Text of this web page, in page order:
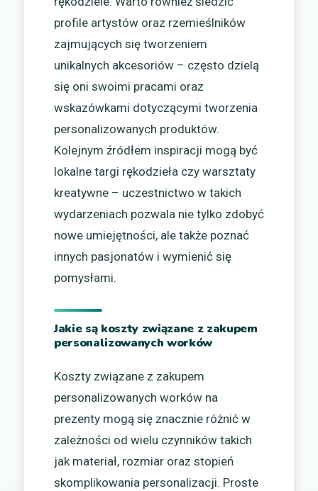
profile artystów oraz rzemieślników
zajmujących się tworzeniem
unikalnych akcesoriów – często dzielą
się oni swoimi pracami oraz
wskazówkami dotyczącymi tworzenia
personalizowanych produktów.
Kolejnym źródłem inspiracji mogą być
lokalne targi rękodzieła czy warsztaty
kreatywne – uczestnictwo w takich
wydarzeniach pozwala nie tylko zdobyć
nowe umiejętności, ale także poznać
innych pasjonatów i wymienić się
pomysłami.
Jakie są koszty związane z zakupem
personalizowanych worków
Koszty związane z zakupem
personalizowanych worków na
prezenty mogą się znacznie różnić w
zależności od wielu czynników takich
jak materiał, rozmiar oraz stopień
skomplikowania personalizacji. Proste